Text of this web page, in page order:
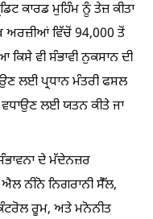
ਕਾਰਡ ਮੁਹਿੰਮ ਨੂੰ ਤੇਜ਼ ਕੀਤਾ
ਅਰਜ਼ੀਆਂ ਵਿੱਚੋਂ 94,000 ਤੋਂ
ਵੀ ਸੰਭਾਵੀ ਨੁਕਸਾਨ ਦੀ
ਲਈ ਪ੍ਰਧਾਨ ਮੰਤਰੀ ਫਸਲ
ਵਧਾਉਣ ਲਈ ਯਤਨ ਕੀਤੇ ਜਾ
ਦੇ ਮੱਦੇਨਜ਼ਰ
ਐਲ ਨੀਨੋ ਨਿਗਰਾਨੀ ਸੈੱਲ,
ਰੂਮ, ਅਤੇ ਮਨੋਨੀਤ